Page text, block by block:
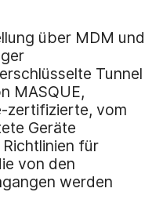
über MDM und
Tunnel
MASQUE,
zertifizierte, vom
Geräte
für
von den
werden